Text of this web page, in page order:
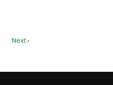
Next ›